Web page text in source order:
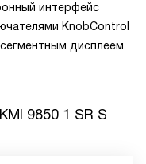
интерфейс
KnobControl
дисплеем.
9850 1 SR S